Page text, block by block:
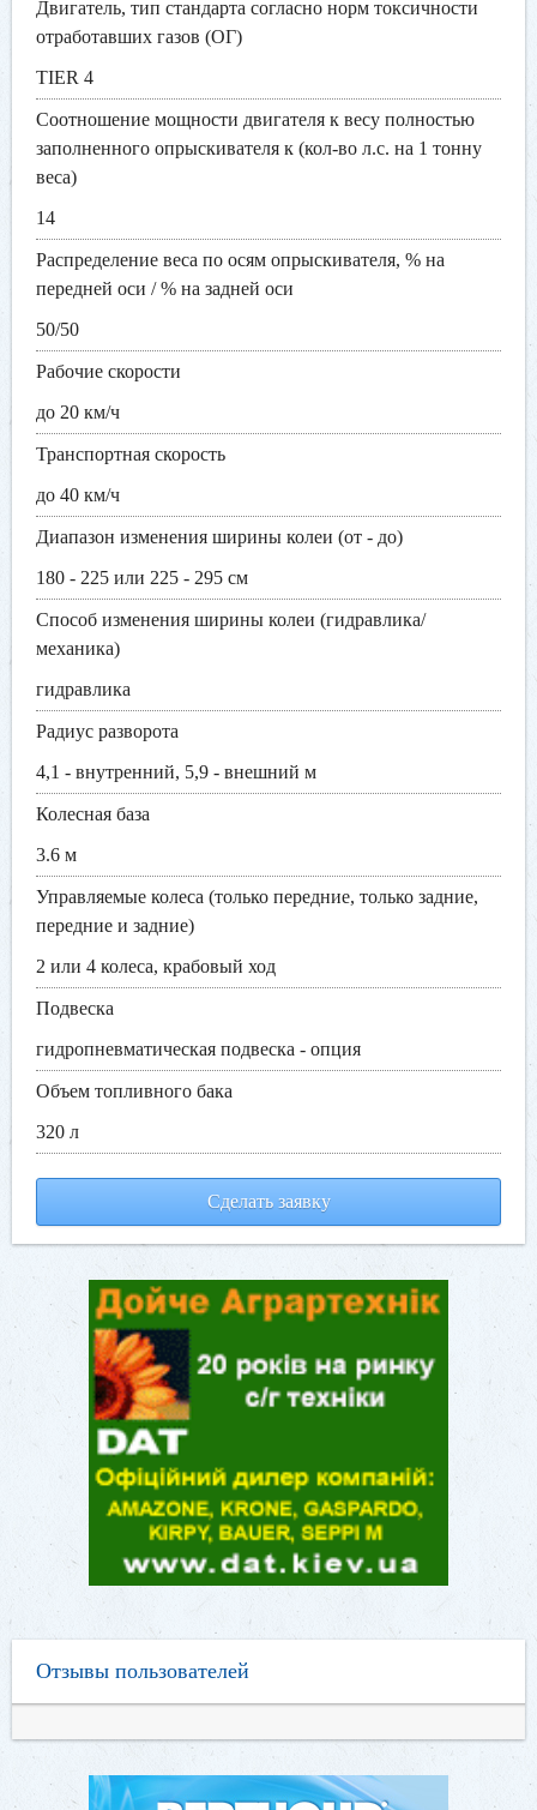
Двигатель, тип стандарта согласно норм токсичности
отработавших газов (ОГ)
TIER 4
Соотношение мощности двигателя к весу полностью
заполненного опрыскивателя к (кол-во л.с. на 1 тонну
веса)
14
Распределение веса по осям опрыскивателя, % на
передней оси / % на задней оси
50/50
Рабочие скорости
до 20 км/ч
Транспортная скорость
до 40 км/ч
Диапазон изменения ширины колеи (от - до)
180 - 225 или 225 - 295 см
Способ изменения ширины колеи (гидравлика/
механика)
гидравлика
Радиус разворота
4,1 - внутренний, 5,9 - внешний м
Колесная база
3.6 м
Управляемые колеса (только передние, только задние,
передние и задние)
2 или 4 колеса, крабовый ход
Подвеска
гидропневматическая подвеска - опция
Объем топливного бака
320 л
Сделать заявку
Отзывы пользователей